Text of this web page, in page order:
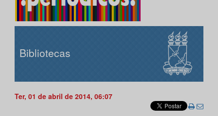
Bibliotecas
Ter, 01 de abril de 2014, 06:07